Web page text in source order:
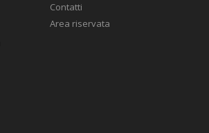
Contatti
Area riservata